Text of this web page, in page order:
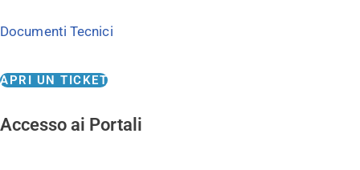
Documenti Tecnici
APRI UN TICKET
Accesso ai Portali